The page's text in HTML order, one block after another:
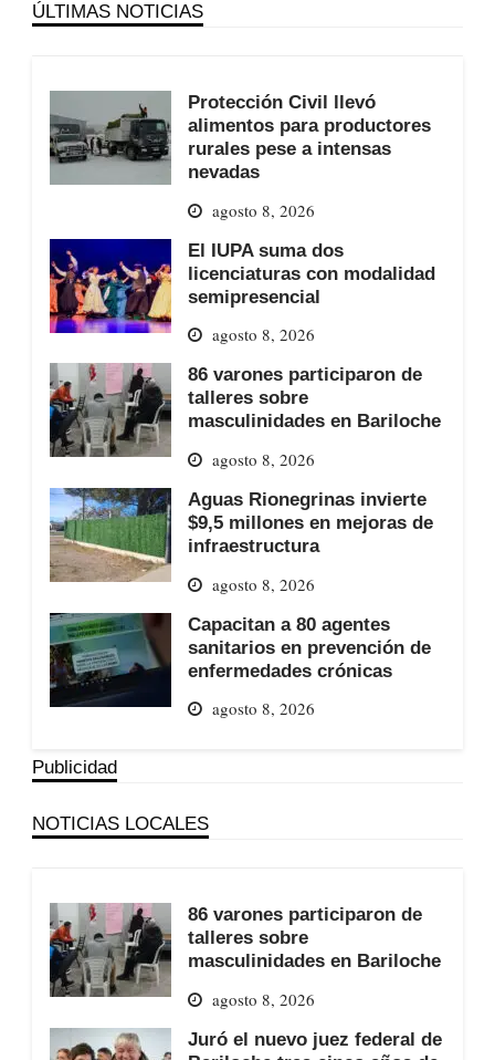
ÚLTIMAS NOTICIAS
Protección Civil llevó
alimentos para productores
rurales pese a intensas
nevadas
agosto 8, 2026
El IUPA suma dos
licenciaturas con modalidad
semipresencial
agosto 8, 2026
86 varones participaron de
talleres sobre
masculinidades en Bariloche
agosto 8, 2026
Aguas Rionegrinas invierte
$9,5 millones en mejoras de
infraestructura
agosto 8, 2026
Capacitan a 80 agentes
sanitarios en prevención de
enfermedades crónicas
agosto 8, 2026
Publicidad
NOTICIAS LOCALES
86 varones participaron de
talleres sobre
masculinidades en Bariloche
agosto 8, 2026
Juró el nuevo juez federal de